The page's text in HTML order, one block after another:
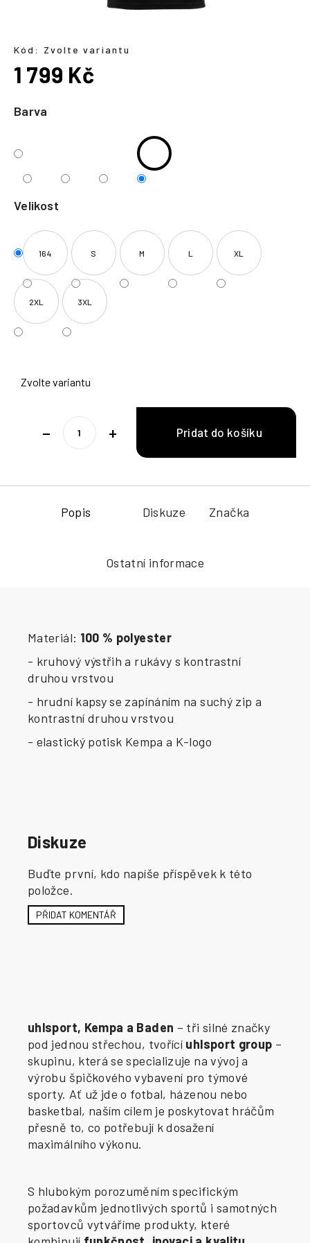
Barva
Velikost
164 S M L XL
2XL 3XL
Zvolte variantu
+
−
Kód: Zvolte variantu
1 799 Kč
cena:
Popis Diskuze Značka
Ostatní informace
Materiál: 100 % polyester
- kruhový výstřih a rukávy s kontrastní
druhou vrstvou
- hrudní kapsy se zapínáním na suchý zip a
kontrastní druhou vrstvou
- elastický potisk Kempa a K-logo
Diskuze
Buďte první, kdo napíše příspěvek k této
položce.
PŘIDAT KOMENTÁŘ
uhlsport, Kempa a Baden – tři silné značky
pod jednou střechou, tvořící uhlsport group –
skupinu, která se specializuje na vývoj a
výrobu špičkového vybavení pro týmové
sporty. Ať už jde o fotbal, házenou nebo
basketbal, naším cílem je poskytovat hráčům
přesně to, co potřebují k dosažení
maximálního výkonu.
S hlubokým porozuměním specifickým
požadavkům jednotlivých sportů i samotných
sportovců vytváříme produkty, které
í
t
?